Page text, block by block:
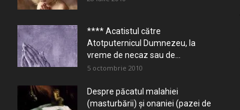
**** Acatistul către
Atotputernicul Dumnezeu, la
vreme de necaz sau de...
5 octombrie 2010
Despre păcatul malahiei
(masturbării) şi onaniei (pazei de